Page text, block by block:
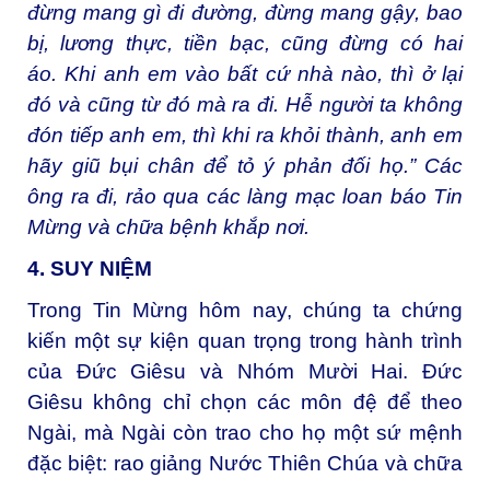
đừng mang gì đi đường, đừng mang gậy, bao
bị, lương thực, tiền bạc, cũng đừng có hai
áo. Khi anh em vào bất cứ nhà nào, thì ở lại
đó và cũng từ đó mà ra đi. Hễ người ta không
đón tiếp anh em, thì khi ra khỏi thành, anh em
hãy giũ bụi chân để tỏ ý phản đối họ.” Các
ông ra đi, rảo qua các làng mạc loan báo Tin
Mừng và chữa bệnh khắp nơi.
4. SUY NIỆM
Trong Tin Mừng hôm nay, chúng ta chứng
kiến một sự kiện quan trọng trong hành trình
của Đức Giêsu và Nhóm Mười Hai. Đức
Giêsu không chỉ chọn các môn đệ để theo
Ngài, mà Ngài còn trao cho họ một sứ mệnh
đặc biệt: rao giảng Nước Thiên Chúa và chữa